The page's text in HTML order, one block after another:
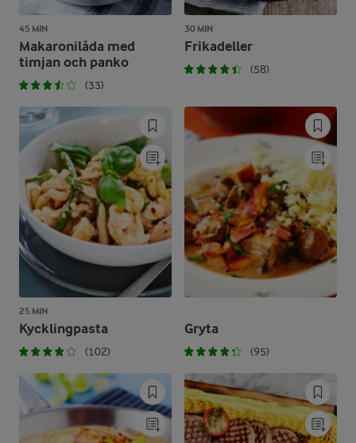
45 MIN
Makaronilåda med
timjan och panko
(33)
30 MIN
Frikadeller
(58)
25 MIN
Kycklingpasta
(102)
Gryta
(95)